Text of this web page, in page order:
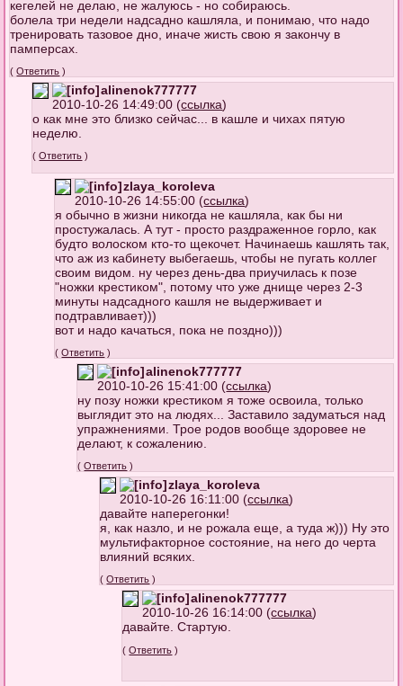
кегелей не делаю, не жалуюсь - но собираюсь.
болела три недели надсадно кашляла, и понимаю, что надо
тренировать тазовое дно, иначе жисть свою я закончу в
памперсах.
(Ответить )
alinenok777777
2010-10-26 14:49:00 (ссылка)
о как мне это близко сейчас... в кашле и чихах пятую
неделю.
(Ответить )
zlaya_koroleva
2010-10-26 14:55:00 (ссылка)
я обычно в жизни никогда не кашляла, как бы ни
простужалась. А тут - просто раздраженное горло, как
будто волоском кто-то щекочет. Начинаешь кашлять так,
что аж из кабинету выбегаешь, чтобы не пугать коллег
своим видом. ну через день-два приучилась к позе
"ножки крестиком", потому что уже днище через 2-3
минуты надсадного кашля не выдерживает и
подтравливает)))
вот и надо качаться, пока не поздно)))
(Ответить )
alinenok777777
2010-10-26 15:41:00 (ссылка)
ну позу ножки крестиком я тоже освоила, только
выглядит это на людях... Заставило задуматься над
упражнениями. Трое родов вообще здоровее не
делают, к сожалению.
(Ответить )
zlaya_koroleva
2010-10-26 16:11:00 (ссылка)
давайте наперегонки!
я, как назло, и не рожала еще, а туда ж))) Ну это
мультифакторное состояние, на него до черта
влияний всяких.
(Ответить )
alinenok777777
2010-10-26 16:14:00 (ссылка)
давайте. Стартую.
(Ответить )